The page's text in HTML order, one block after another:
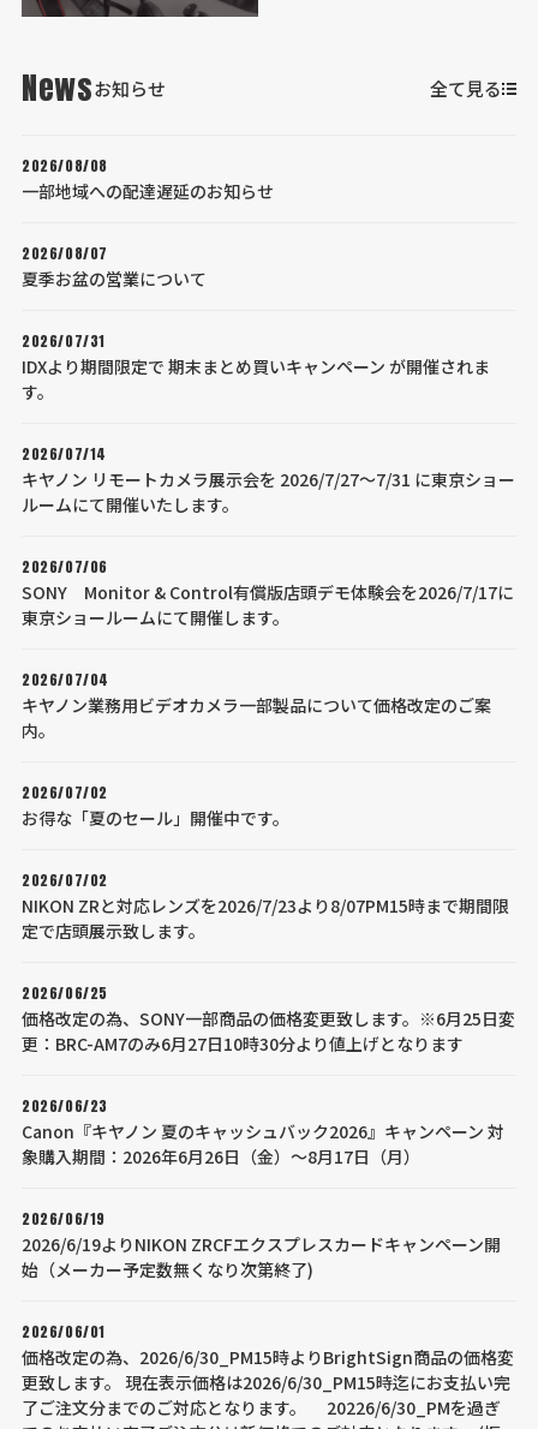
Newsお知らせ 全て見る
2026/08/08
一部地域への配達遅延のお知らせ
2026/08/07
夏季お盆の営業について
2026/07/31
IDXより期間限定で 期末まとめ買いキャンペーン が開催されま
す。
2026/07/14
キヤノン リモートカメラ展示会を 2026/7/27～7/31 に東京ショー
ルームにて開催いたします。
2026/07/06
SONY Monitor & Control有償版店頭デモ体験会を2026/7/17に
東京ショールームにて開催します。
2026/07/04
キヤノン業務用ビデオカメラ一部製品について価格改定のご案
内。
2026/07/02
お得な「夏のセール」開催中です。
2026/07/02
NIKON ZRと対応レンズを2026/7/23より8/07PM15時まで期間限
定で店頭展示致します。
2026/06/25
価格改定の為、SONY一部商品の価格変更致します。※6月25日変
更：BRC-AM7のみ6月27日10時30分より値上げとなります
2026/06/23
Canon『キヤノン 夏のキャッシュバック2026』キャンペーン 対
象購入期間：2026年6月26日（金）～8月17日（月）
2026/06/19
2026/6/19よりNIKON ZRCFエクスプレスカードキャンペーン開
始（メーカー予定数無くなり次第終了)
2026/06/01
価格改定の為、2026/6/30_PM15時よりBrightSign商品の価格変
更致します。 現在表示価格は2026/6/30_PM15時迄にお支払い完
了ご注文分までのご対応となります。 20226/6/30_PMを過ぎ